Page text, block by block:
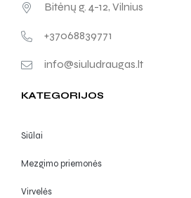
Bitėnų g. 4-12, Vilnius
+37068839771
info@siuludraugas.lt
KATEGORIJOS
Siūlai
Mezgimo priemonės
Virvelės